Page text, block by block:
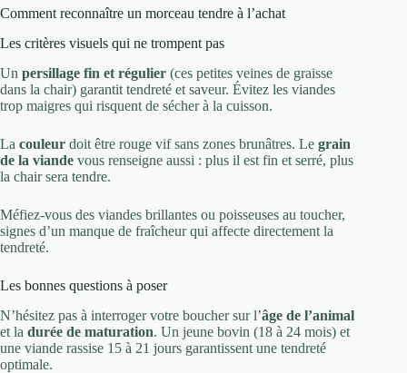
Comment reconnaître un morceau tendre à l’achat
Les critères visuels qui ne trompent pas
Un persillage fin et régulier (ces petites veines de graisse
dans la chair) garantit tendreté et saveur. Évitez les viandes
trop maigres qui risquent de sécher à la cuisson.
La couleur doit être rouge vif sans zones brunâtres. Le grain
de la viande vous renseigne aussi : plus il est fin et serré, plus
la chair sera tendre.
Méfiez-vous des viandes brillantes ou poisseuses au toucher,
signes d’un manque de fraîcheur qui affecte directement la
tendreté.
Les bonnes questions à poser
N’hésitez pas à interroger votre boucher sur l’âge de l’animal
et la durée de maturation. Un jeune bovin (18 à 24 mois) et
une viande rassise 15 à 21 jours garantissent une tendreté
optimale.